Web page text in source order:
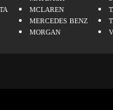
MCLAREN
MERCEDES BENZ
MORGAN